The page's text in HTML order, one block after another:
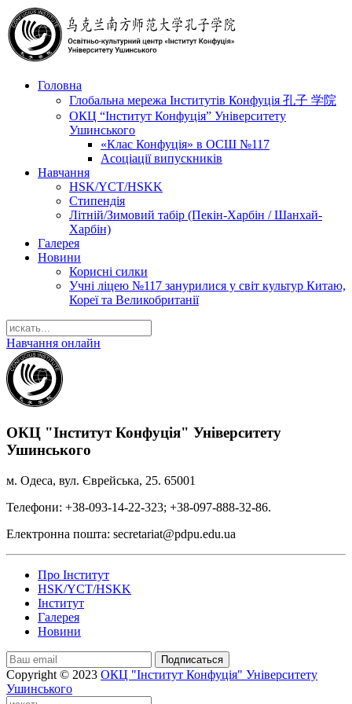
Головна
Глобальна мережа Інститутів Конфуція 孔子 学院
ОКЦ “Інститут Конфуція” Університету
Ушинського
«Клас Конфуція» в ОСШ №117
Асоціації випускників
Навчання
HSK/YCT/HSKK
Стипендія
Літній/Зимовий табір (Пекін-Харбін / Шанхай-
Харбін)
Галерея
Новини
Корисні силки
Учні ліцею №117 занурилися у світ культур Китаю,
Кореї та Великобританії
Навчання онлайн
ОКЦ "Інститут Конфуція" Університету
Ушинського
м. Одеса, вул. Єврейська, 25. 65001
Телефони: +38-093-14-22-323; +38-097-888-32-86.
Електронна пошта: secretariat@pdpu.edu.ua
Про Інститут
HSK/YCT/HSKK
Інститут
Галерея
Новини
Подписаться
Copyright © 2023 ОКЦ "Інститут Конфуція" Університету
Ушинського